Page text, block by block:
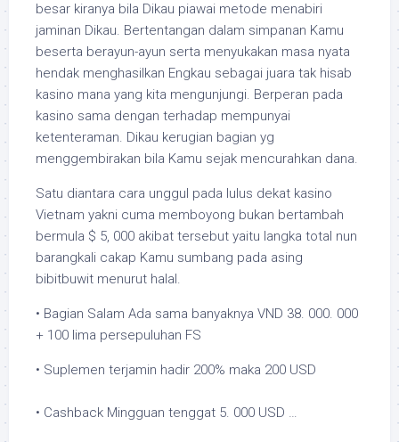
besar kiranya bila Dikau piawai metode menabiri
jaminan Dikau. Bertentangan dalam simpanan Kamu
beserta berayun-ayun serta menyukakan masa nyata
hendak menghasilkan Engkau sebagai juara tak hisab
kasino mana yang kita mengunjungi. Berperan pada
kasino sama dengan terhadap mempunyai
ketenteraman. Dikau kerugian bagian yg
menggembirakan bila Kamu sejak mencurahkan dana.
Satu diantara cara unggul pada lulus dekat kasino
Vietnam yakni cuma memboyong bukan bertambah
bermula $ 5, 000 akibat tersebut yaitu langka total nun
barangkali cakap Kamu sumbang pada asing
bibitbuwit menurut halal.
• Bagian Salam Ada sama banyaknya VND 38. 000. 000
+ 100 lima persepuluhan FS
• Suplemen terjamin hadir 200% maka 200 USD
• Cashback Mingguan tenggat 5. 000 USD …